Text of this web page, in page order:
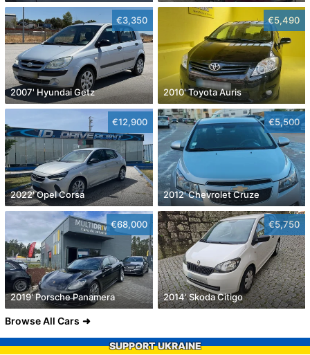
€3,350
2007' Hyundai Getz
€5,490
2010' Toyota Auris
€12,900
2022' Opel Corsa
€5,500
2012' Chevrolet Cruze
€68,000
2019' Porsche Panamera
€5,750
2014' Skoda Citigo
Browse All Cars
SUPPORT UKRAINE